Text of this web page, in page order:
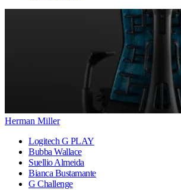
Herman Miller
Logitech G PLAY
Bubba Wallace
Suellio Almeida
Bianca Bustamante
G Challenge